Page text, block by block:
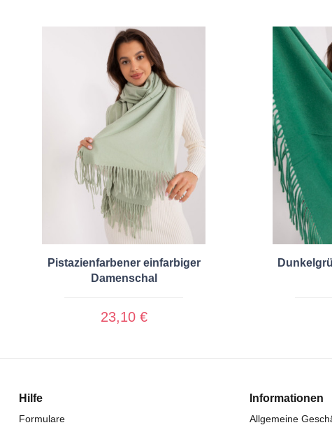
Pistazienfarbener einfarbiger
Damenschal
23,10 €
Hilfe
Formulare
Informationen
Allgemeine